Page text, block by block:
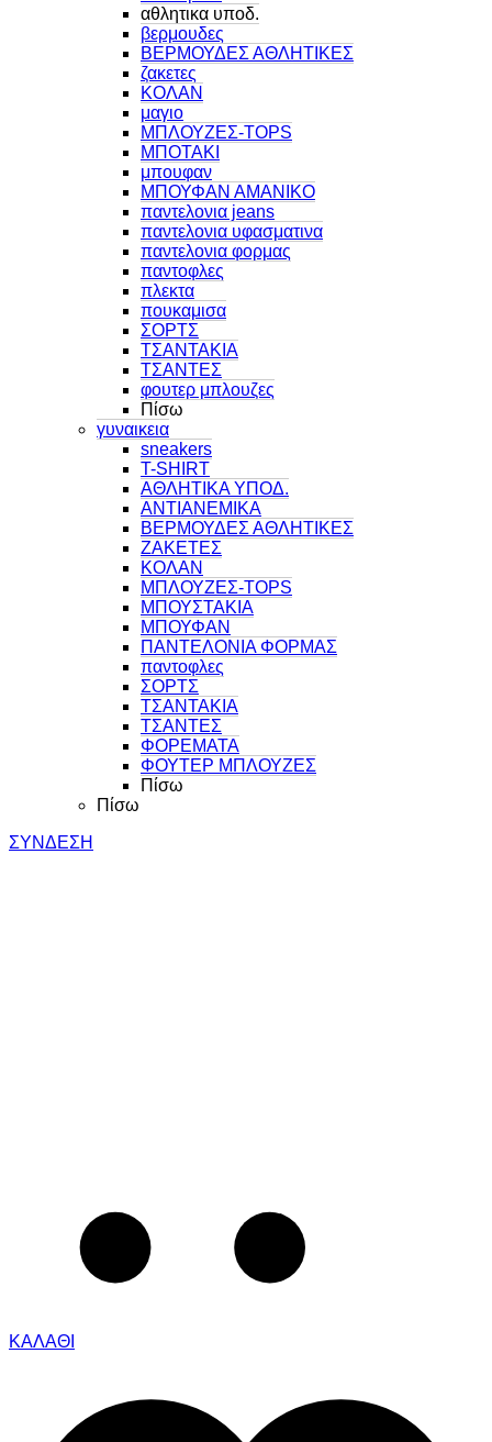
αθλητικα υποδ.
βερμουδες
ΒΕΡΜΟΥΔΕΣ ΑΘΛΗΤΙΚΕΣ
ζακετες
ΚΟΛΑΝ
μαγιο
ΜΠΛΟΥΖΕΣ-TOPS
ΜΠΟΤΑΚΙ
μπουφαν
ΜΠΟΥΦΑΝ ΑΜΑΝΙΚΟ
παντελονια jeans
παντελονια υφασματινα
παντελονια φορμας
παντοφλες
πλεκτα
πουκαμισα
ΣΟΡΤΣ
ΤΣΑΝΤΑΚΙΑ
ΤΣΑΝΤΕΣ
φουτερ μπλουζες
Πίσω
γυναικεια
sneakers
T-SHIRT
ΑΘΛΗΤΙΚΑ ΥΠΟΔ.
ΑΝΤΙΑΝΕΜΙΚΑ
ΒΕΡΜΟΥΔΕΣ ΑΘΛΗΤΙΚΕΣ
ΖΑΚΕΤΕΣ
ΚΟΛΑΝ
ΜΠΛΟΥΖΕΣ-TOPS
ΜΠΟΥΣΤΑΚΙΑ
ΜΠΟΥΦΑΝ
ΠΑΝΤΕΛΟΝΙΑ ΦΟΡΜΑΣ
παντοφλες
ΣΟΡΤΣ
ΤΣΑΝΤΑΚΙΑ
ΤΣΑΝΤΕΣ
ΦΟΡΕΜΑΤΑ
ΦΟΥΤΕΡ ΜΠΛΟΥΖΕΣ
Πίσω
Πίσω
ΣΥΝΔΕΣΗ
ΚΑΛΑΘΙ